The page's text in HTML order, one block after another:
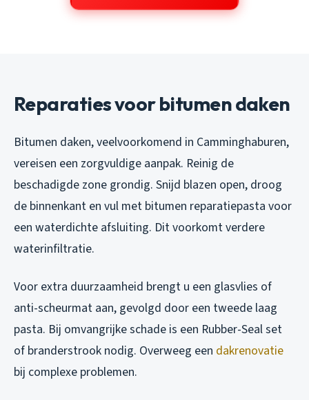
Reparaties voor bitumen daken
Bitumen daken, veelvoorkomend in Camminghaburen,
vereisen een zorgvuldige aanpak. Reinig de
beschadigde zone grondig. Snijd blazen open, droog
de binnenkant en vul met bitumen reparatiepasta voor
een waterdichte afsluiting. Dit voorkomt verdere
waterinfiltratie.
Voor extra duurzaamheid brengt u een glasvlies of
anti-scheurmat aan, gevolgd door een tweede laag
pasta. Bij omvangrijke schade is een Rubber-Seal set
of branderstrook nodig. Overweeg een dakrenovatie
bij complexe problemen.